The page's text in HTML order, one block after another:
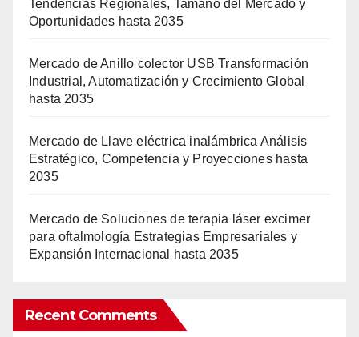
Tendencias Regionales, Tamaño del Mercado y
Oportunidades hasta 2035
Mercado de Anillo colector USB Transformación
Industrial, Automatización y Crecimiento Global
hasta 2035
Mercado de Llave eléctrica inalámbrica Análisis
Estratégico, Competencia y Proyecciones hasta
2035
Mercado de Soluciones de terapia láser excimer
para oftalmología Estrategias Empresariales y
Expansión Internacional hasta 2035
Recent Comments